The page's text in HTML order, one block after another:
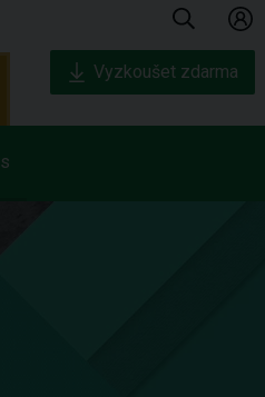
Vyzkoušet zdarma